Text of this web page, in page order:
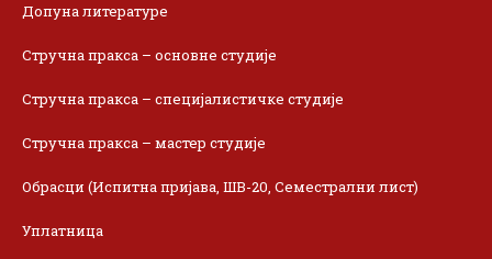
Допуна литературе
Стручна пракса – основне студије
Стручна пракса – специјалистичке студије
Стручна пракса – мастер студије
Обрасци (Испитна пријава, ШВ-20, Семестрални лист)
Уплатница